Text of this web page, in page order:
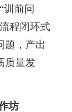
训前问
程闭环式
题，产出
质量发
坊